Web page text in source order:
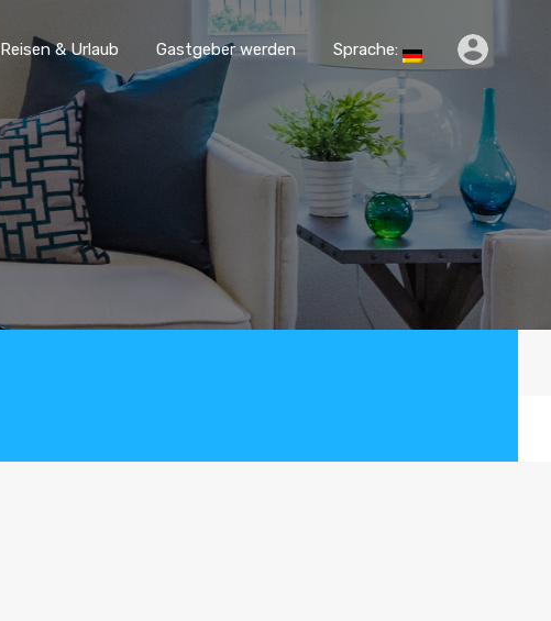
Spartipps Reisen & Urlaub Gastgeber werden Sprache:
Reisen & Urlaub Gastgeber werden Sprache: